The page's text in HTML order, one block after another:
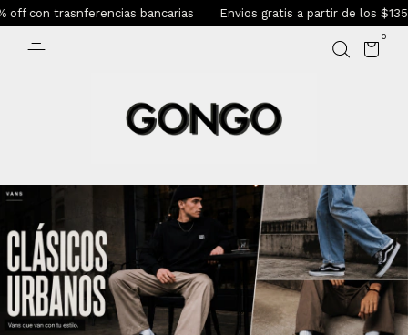
bancarias Envios gratis a partir de los $135.000
0